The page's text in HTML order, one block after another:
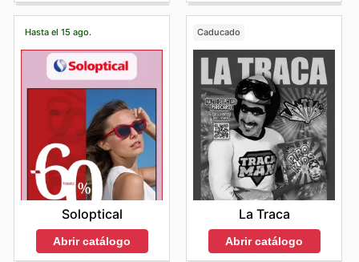
Hasta el 15 ago.
Soloptical
Abrir catálogo
Caducado
La Traca
Abrir catálogo